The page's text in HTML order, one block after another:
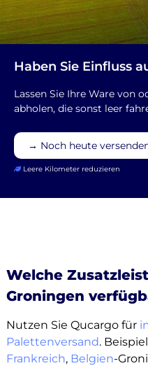
Haben Sie Einfluss
Lassen Sie Ihre Ware von
abholen, die sonst leer
→ Noch heute
Leere Kilometer reduzieren
Welche
Groningen
Nutzen Sie Qucargo für
Palettenversand.
Frankreich, Belgien-